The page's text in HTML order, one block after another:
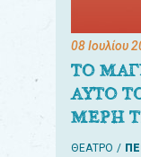
08 Ιουλίου
ΤΟ
ΑΥΤΟ
ΜΕΡΗ
ΘΕΑΤΡΟ